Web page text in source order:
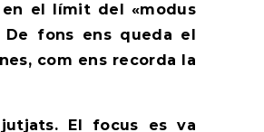
el límit del «modus
De fons ens queda el
com ens recorda la
El focus es va